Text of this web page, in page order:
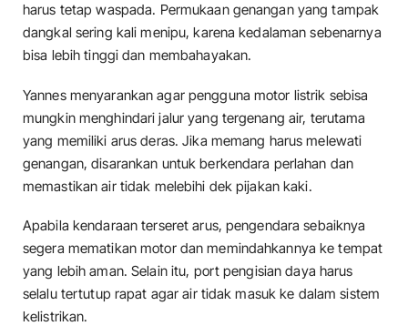
harus tetap waspada. Permukaan genangan yang tampak
dangkal sering kali menipu, karena kedalaman sebenarnya
bisa lebih tinggi dan membahayakan.
Yannes menyarankan agar pengguna motor listrik sebisa
mungkin menghindari jalur yang tergenang air, terutama
yang memiliki arus deras. Jika memang harus melewati
genangan, disarankan untuk berkendara perlahan dan
memastikan air tidak melebihi dek pijakan kaki.
Apabila kendaraan terseret arus, pengendara sebaiknya
segera mematikan motor dan memindahkannya ke tempat
yang lebih aman. Selain itu, port pengisian daya harus
selalu tertutup rapat agar air tidak masuk ke dalam sistem
kelistrikan.